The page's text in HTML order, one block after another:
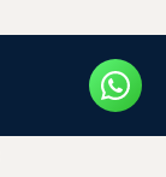
per
di